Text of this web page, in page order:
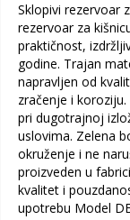
Sklopivi rezervoar
rezervoar za
praktičnost,
godine. Trajan
napravljen od
zračenje i
pri dugotrajnoj
uslovima. Zelena
okruženje i ne
proizveden u
kvalitet i
upotrebu Model